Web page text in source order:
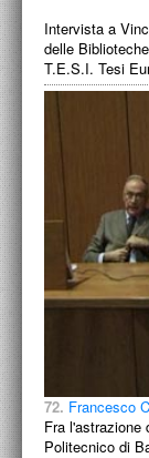
Intervista a
delle
T.E.S.I. Tesi
72. Francesco
Fra l'astrazione
Politecnico di